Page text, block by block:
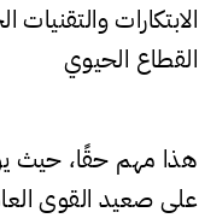
الابتكارات
القطاع الحيوي
هذا مهم حقًا، حيث
على صعيد القوى